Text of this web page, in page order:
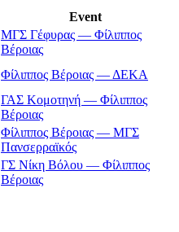
Event
ΜΓΣ Γέφυρας — Φίλιππος
Βέροιας
Φίλιππος Βέροιας — ΔΕΚΑ
ΓΑΣ Κομοτηνή — Φίλιππος
Βέροιας
Φίλιππος Βέροιας — ΜΓΣ
Πανσερραϊκός
ΓΣ Νίκη Βόλου — Φίλιππος
Βέροιας